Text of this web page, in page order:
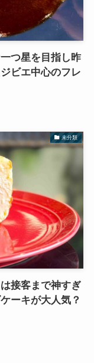
つ星を目指し昨
ビエ中心のフレ
未分類
接客まで神すぎ
ーキが大人気？